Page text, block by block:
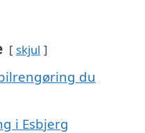
skjul
du
i Esbjerg